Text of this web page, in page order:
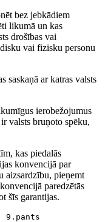
bez jebkādiem
likumā un kas
drošības vai
vai fizisku personu
saskaņā ar katras valsts
ierobežojumus
valsts bruņoto spēku,
kas piedalās
konvencijā par
aizsardzību, pieņemt
paredzētās
šīs garantijas.